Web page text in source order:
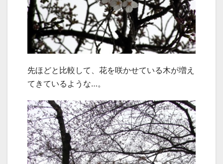
先ほどと比較して、花を咲かせている木が増え
てきているような…。